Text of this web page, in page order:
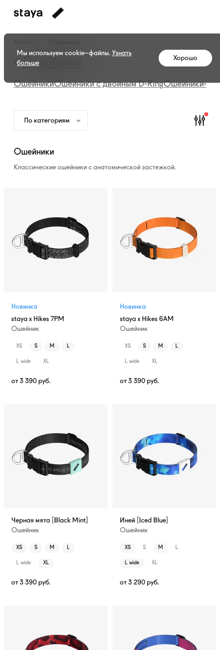
Каталог
амуниции
—
Ошейники
Ошейники
ОшейникиОшейники с двойнымD-RingОшейники-
По категориям
Ошейники
Классические ошейники с анатомической застежкой.
Новинка
staya x Hikes 7PM
Ошейник
XS S M L
L wide XL
от 3 390 руб.
Новинка
staya x Hikes 6AM
Ошейник
XS S M L
L wide XL
от 3 390 руб.
Черная мята [Black Mint]
Ошейник
XS S M L
L wide XL
от 3 390 руб.
Иней [Iced Blue]
Ошейник
XS S M L
L wide XL
от 3 290 руб.
Мы используем cookie–файлы. Узнать
больше
Хорошо